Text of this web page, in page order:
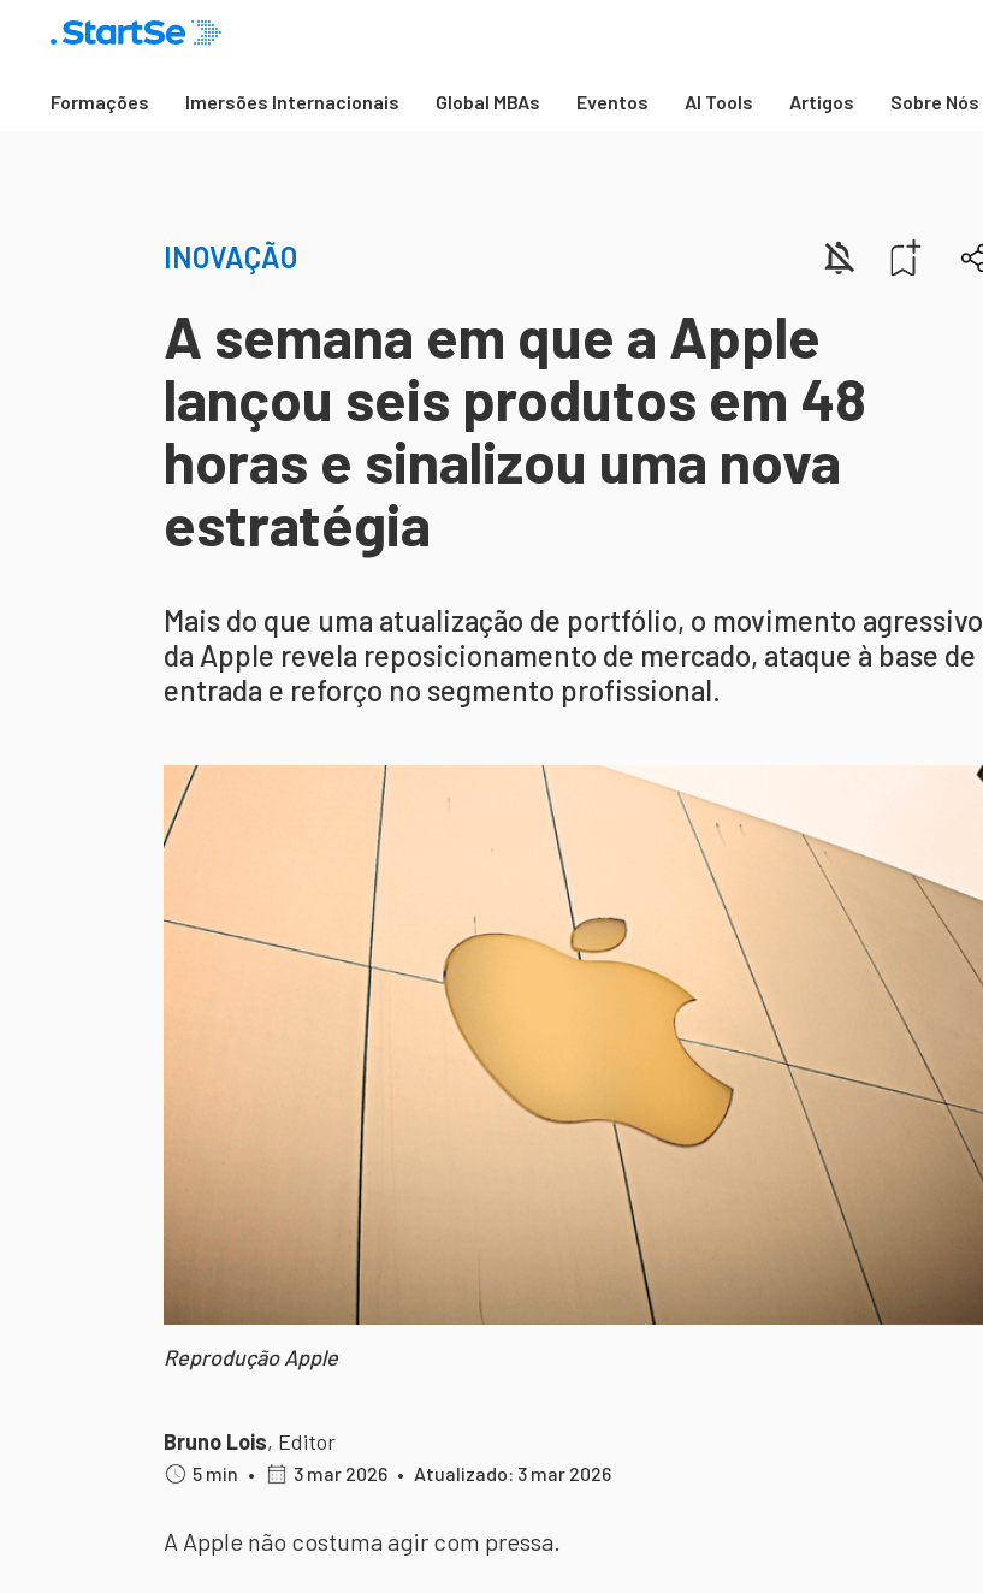
Formações Imersões Internacionais Global MBAs Eventos AI Tools Artigos Sobre Nós
INOVAÇÃO
A semana em que a Apple
lançou seis produtos em 48
horas e sinalizou uma nova
estratégia
Mais do que uma atualização de portfólio, o movimento agressivo
da Apple revela reposicionamento de mercado, ataque à base de
entrada e reforço no segmento profissional.
Reprodução Apple
Bruno Lois, Editor
5 min • 3 mar 2026 • Atualizado: 3 mar 2026
A Apple não costuma agir com pressa.